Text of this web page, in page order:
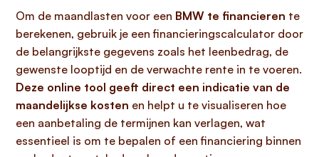
Om de maandlasten voor een BMW te financieren te
berekenen, gebruik je een financieringscalculator door
de belangrijkste gegevens zoals het leenbedrag, de
gewenste looptijd en de verwachte rente in te voeren.
Deze online tool geeft direct een indicatie van de
maandelijkse kosten en helpt u te visualiseren hoe
een aanbetaling de termijnen kan verlagen, wat
essentieel is om te bepalen of een financiering binnen